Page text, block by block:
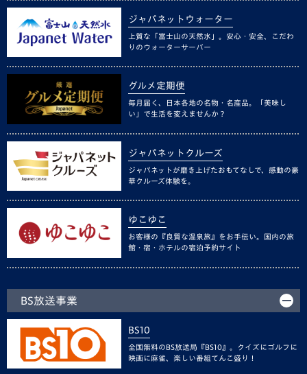
ジャパネットウォーター
上質な「富士山の天然水」。安心・安全、こだわ
りのウォーターサーバー
グルメ定期便
毎月届く、日本各地の名物・名産品。「美味し
い」で生活を変えませんか？
ジャパネットクルーズ
ジャパネットが磨き上げたおもてなしで、感動の豪
華クルーズ体験を。
ゆこゆこ
お客様の『良質な温泉旅』をお手伝い。国内の旅
館・宿・ホテルの宿泊予約サイト
BS放送事業
BS10
全国無料のBS放送局『BS10』。クイズにゴルフに
映画に麻雀、楽しい番組てんこ盛り！